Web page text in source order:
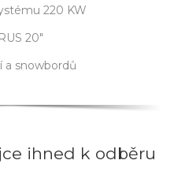
220 KW
20"
a snowbordů
ihned k odběru